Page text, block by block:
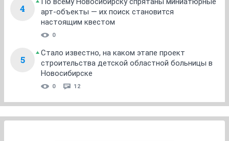
4
арт-объекты — их поиск становится
настоящим квестом
0
5
Стало известно, на каком этапе проект
строительства детской областной больницы в
Новосибирске
0 12